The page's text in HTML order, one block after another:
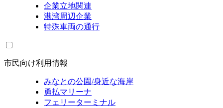
企業立地関連
港湾周辺企業
特殊車両の通行
市民向け利用情報
みなとの公園/身近な海岸
勇払マリーナ
フェリーターミナル